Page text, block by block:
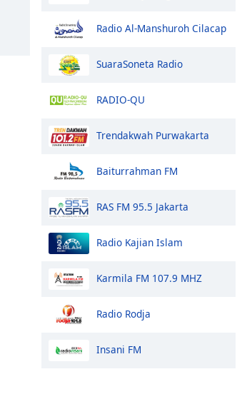
Radio Al-Manshuroh Cilacap
SuaraSoneta Radio
RADIO-QU
Trendakwah Purwakarta
Baiturrahman FM
RAS FM 95.5 Jakarta
Radio Kajian Islam
Karmila FM 107.9 MHZ
Radio Rodja
Insani FM